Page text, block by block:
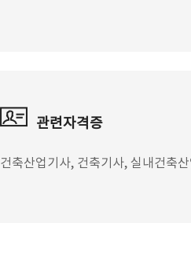
관련자격증
건축산업기사, 건축기사, 실내건축